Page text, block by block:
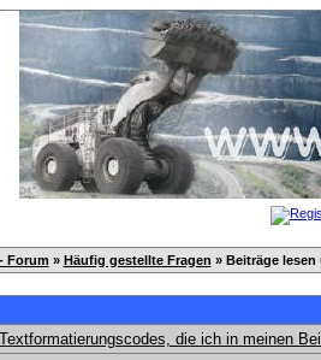
Forum » Häufig gestellte Fragen » Beiträge
die ich in meinen